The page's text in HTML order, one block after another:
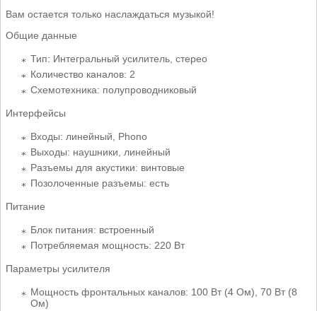
Вам остается только наслаждаться музыкой!
Общие данные
Тип: Интегральный усилитель, стерео
Количество каналов: 2
Схемотехника: полупроводниковый
Интерфейсы
Входы: линейный, Phono
Выходы: наушники, линейный
Разъемы для акустики: винтовые
Позолоченные разъемы: есть
Питание
Блок питания: встроенный
Потребляемая мощность: 220 Вт
Параметры усилителя
Мощность фронтальных каналов: 100 Вт (4 Ом), 70 Вт (8
Ом)